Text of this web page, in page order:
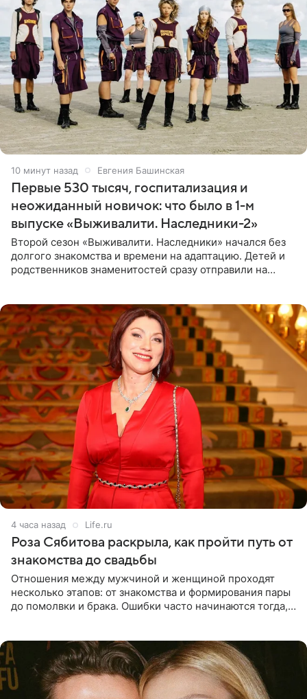
10 минут назад Евгения Башинская
Первые 530 тысяч, госпитализация и
неожиданный новичок: что было в 1-м
выпуске «Выживалити. Наследники-2»
Второй сезон «Выживалити. Наследники» начался без
долгого знакомства и времени на адаптацию. Детей и
родственников знаменитостей сразу отправили на
4 часа назад Life.ru
Роза Сябитова раскрыла, как пройти путь от
знакомства до свадьбы
Отношения между мужчиной и женщиной проходят
несколько этапов: от знакомства и формирования пары
до помолвки и брака. Ошибки часто начинаются тогда,